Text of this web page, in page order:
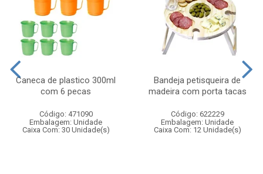
Caneca de plastico 300ml
com 6 pecas
Código: 471090
Embalagem: Unidade
Caixa Com: 30 Unidade(s)
Bandeja petisqueira de
madeira com porta tacas
Código: 622229
Embalagem: Unidade
Caixa Com: 12 Unidade(s)